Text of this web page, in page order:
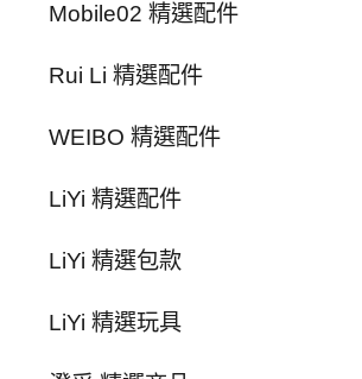
Mobile02 精選配件
Rui Li 精選配件
WEIBO 精選配件
LiYi 精選配件
LiYi 精選包款
LiYi 精選玩具